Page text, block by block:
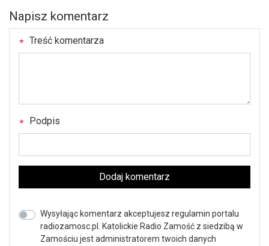
Napisz komentarz
Treść komentarza
Podpis
Dodaj komentarz
Wysyłając komentarz akceptujesz regulamin portalu
radiozamosc.pl. Katolickie Radio Zamość z siedzibą w
Zamościu jest administratorem twoich danych